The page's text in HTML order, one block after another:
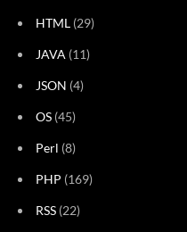
HTML (29)
JAVA (11)
JSON (4)
OS (45)
Perl (8)
PHP (169)
RSS (22)